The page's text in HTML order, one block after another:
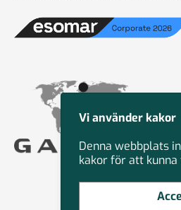
Vi använder kakor
Denna webbplats
kakor för att